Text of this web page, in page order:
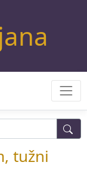
tužni